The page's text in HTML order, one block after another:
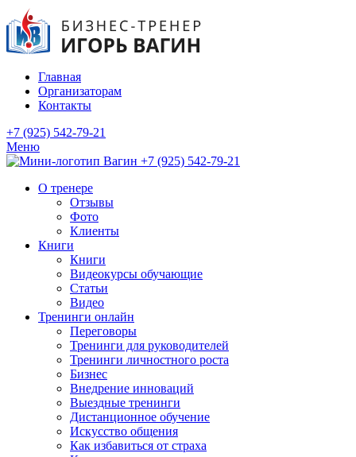
Главная
Организаторам
Контакты
+7 (925) 542-79-21
Меню
+7 (925) 542-79-21
О тренере
Отзывы
Фото
Клиенты
Книги
Книги
Видеокурсы обучающие
Статьи
Видео
Тренинги онлайн
Переговоры
Тренинги для руководителей
Тренинги личностного роста
Бизнес
Внедрение инноваций
Выездные тренинги
Дистанционное обучение
Искусство общения
Как избавиться от страха